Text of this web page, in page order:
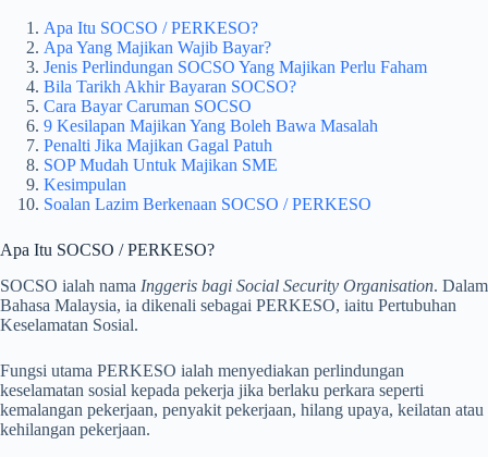
Apa Itu SOCSO / PERKESO?
Apa Yang Majikan Wajib Bayar?
Jenis Perlindungan SOCSO Yang Majikan Perlu Faham
Bila Tarikh Akhir Bayaran SOCSO?
Cara Bayar Caruman SOCSO
9 Kesilapan Majikan Yang Boleh Bawa Masalah
Penalti Jika Majikan Gagal Patuh
SOP Mudah Untuk Majikan SME
Kesimpulan
Soalan Lazim Berkenaan SOCSO / PERKESO
Apa Itu SOCSO / PERKESO?
SOCSO ialah nama Inggeris bagi Social Security Organisation. Dalam
Bahasa Malaysia, ia dikenali sebagai PERKESO, iaitu Pertubuhan
Keselamatan Sosial.
Fungsi utama PERKESO ialah menyediakan perlindungan
keselamatan sosial kepada pekerja jika berlaku perkara seperti
kemalangan pekerjaan, penyakit pekerjaan, hilang upaya, keilatan atau
kehilangan pekerjaan.